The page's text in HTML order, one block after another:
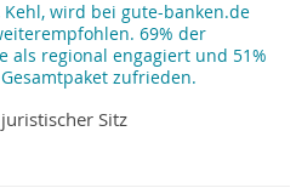
Kehl, wird bei gute-banken.de
69% der
als regional engagiert und 51%
zufrieden.
Sitz